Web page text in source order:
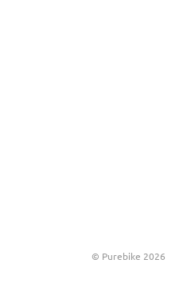
© Purebike 2026